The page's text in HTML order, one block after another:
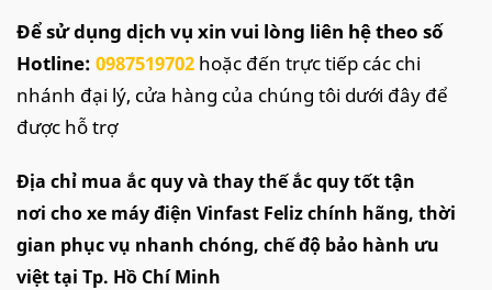
Để sử dụng dịch vụ xin vui lòng liên hệ theo số
Hotline: 0987519702 hoặc đến trực tiếp các chi
nhánh đại lý, cửa hàng của chúng tôi dưới đây để
được hỗ trợ
Địa chỉ mua ắc quy và thay thế ắc quy tốt tận
nơi cho xe máy điện Vinfast Feliz chính hãng, thời
gian phục vụ nhanh chóng, chế độ bảo hành ưu
việt tại Tp. Hồ Chí Minh